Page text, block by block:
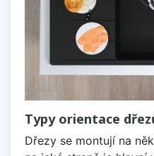
Typy orientace
Dřezy se montují na